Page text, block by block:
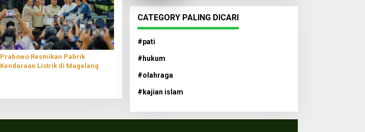
Prabowo Resmikan Pabrik
Kendaraan Listrik di Magelang
CATEGORY PALING DICARI
#pati
#hukum
#olahraga
#kajian islam